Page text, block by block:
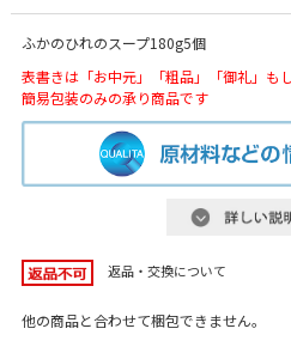
ふかのひれのスープ180g5個
表書きは「お中元」「粗品」「御礼」も
簡易包装のみの承り商品です
返品・交換について
他の商品と合わせて梱包できません。